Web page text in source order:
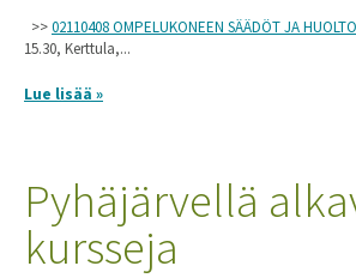
>>02110408 OMPELUKONEEN SÄÄDÖT JA HUOLTO
15.30, Kerttula,...
Lue lisää »
Pyhäjärvellä
kursseja